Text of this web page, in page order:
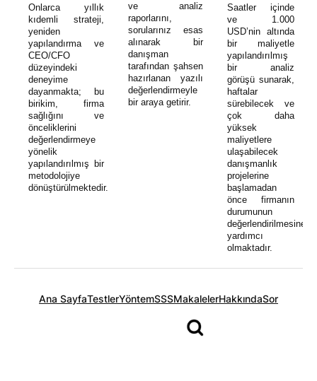
Onlarca yıllık
kıdemli strateji,
yeniden
yapılandırma ve
CEO/CFO
düzeyindeki
deneyime
dayanmakta; bu
birikim, firma
sağlığını ve
önceliklerini
değerlendirmeye
yönelik
yapılandırılmış bir
metodolojiye
dönüştürülmektedir.
ve analiz
raporlarını,
sorularınız esas
alınarak bir
danışman
tarafından şahsen
hazırlanan yazılı
değerlendirmeyle
bir araya getirir.
Saatler içinde
ve 1.000
USD’nin altında
bir maliyetle
yapılandırılmış
bir analiz
görüşü sunarak,
haftalar
sürebilecek ve
çok daha
yüksek
maliyetlere
ulaşabilecek
danışmanlık
projelerine
başlamadan
önce firmanın
durumunun
değerlendirilmesine
yardımcı
olmaktadır.
Ana SayfaTestlerYöntemSSSMakalelerHakkındaSor